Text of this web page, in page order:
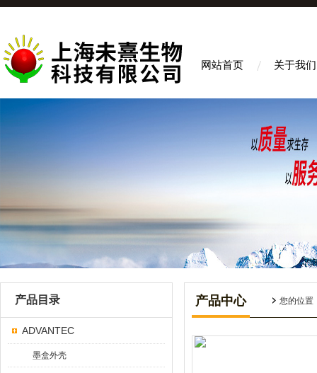
网站首页 关于我们
产品目录
ADVANTEC
墨盒外壳
产品中心 您的位置